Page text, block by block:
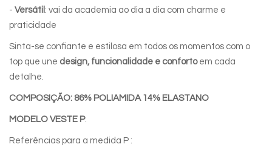
- Versátil : vai da academia ao dia a dia com charme e
praticidade
Sinta-se confiante e estilosa em todos os momentos com o
top que une design, funcionalidade e conforto em cada
detalhe.
COMPOSIÇÃO: 86% POLIAMIDA 14% ELASTANO
MODELO VESTE P.
Referências para a medida P :